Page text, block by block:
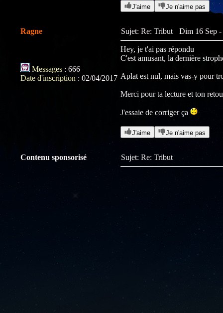
J'aime Je n'aime pas
Ragne
Messages : 666
Date d'inscription : 02/04/2017
Sujet: Re: Tribut Dim 16 Sep
Hey, je t'ai pas répondu
C'est amusant, la dernière
Aplat est nul, mais vas-y pour
Merci pour ta lecture et ton
J'essaie de corriger ça
J'aime Je n'aime pas
Contenu sponsorisé Sujet: Re: Tribut